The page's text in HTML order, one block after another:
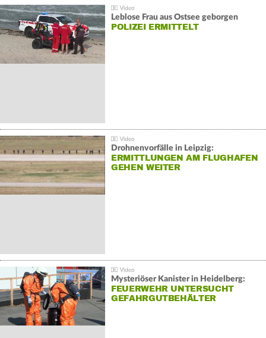
Leblose Frau aus Ostsee geborgen
POLIZEI ERMITTELT
Drohnenvorfälle in Leipzig:
ERMITTLUNGEN AM FLUGHAFEN
GEHEN WEITER
Mysteriöser Kanister in Heidelberg:
FEUERWEHR UNTERSUCHT
GEFAHRGUTBEHÄLTER